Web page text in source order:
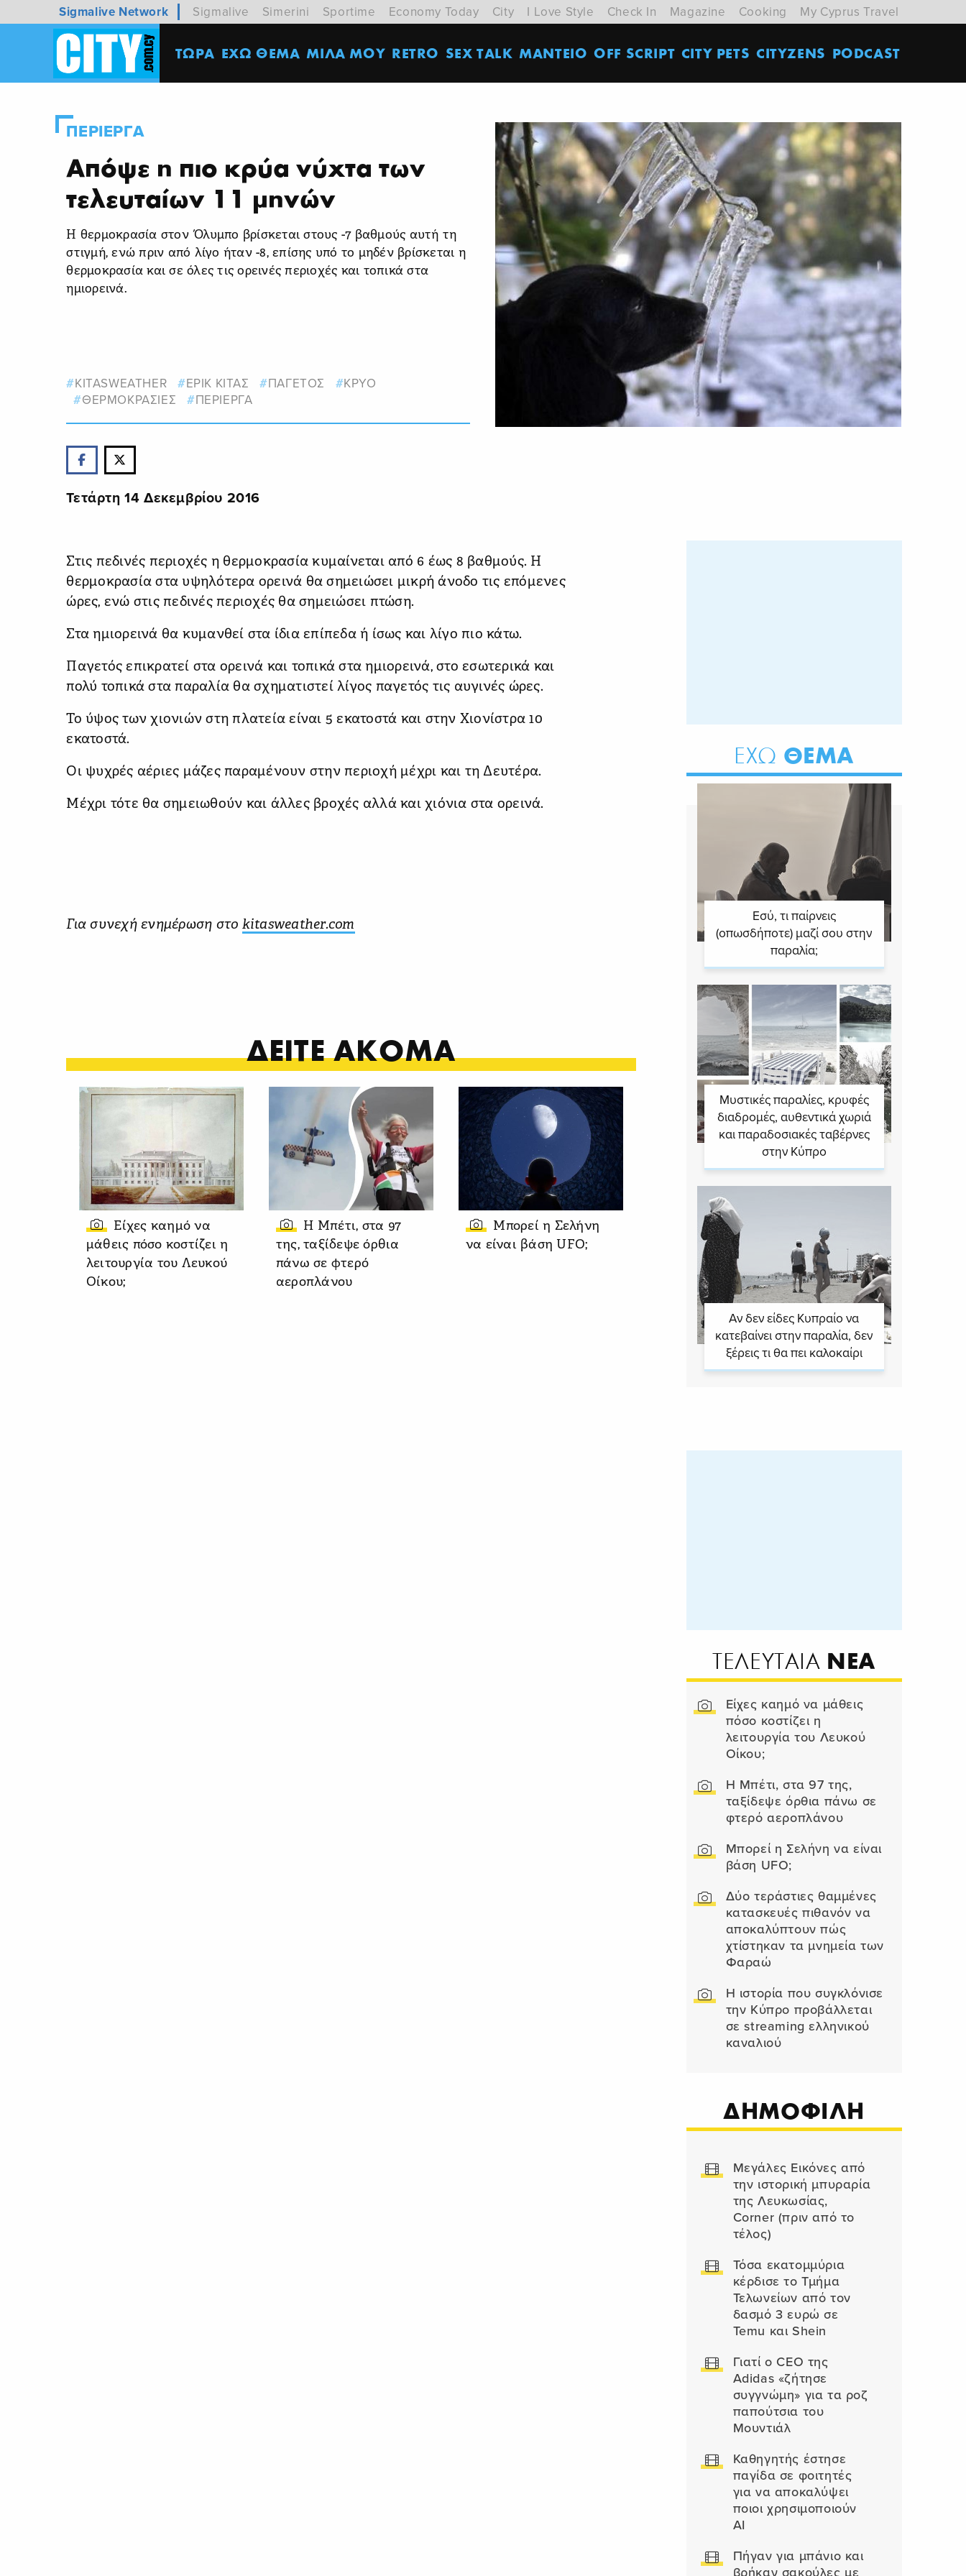
Sigmalive Network Sigmalive Simerini Sportime Economy Today City I Love Style Check In Magazine Cooking My Cyprus Travel
ΤΩΡΑ ΕΧΩ ΘΕΜΑ MΙΛΑ ΜΟΥ RETRO SEX TALK ΜΑΝΤΕΙΟ OFF SCRIPT CITY PETS CITYZENS PODCAST
ΠΕΡΙΕΡΓΑ
Απόψε η πιο κρύα νύχτα των
τελευταίων 11 μηνών
Η θερμοκρασία στον Όλυμπο βρίσκεται στους -7 βαθμούς αυτή τη
στιγμή, ενώ πριν από λίγο ήταν -8, επίσης υπό το μηδέν βρίσκεται η
θερμοκρασία και σε όλες τις ορεινές περιοχές και τοπικά στα
ημιορεινά.
KITASWEATHER ΕΡΙΚ ΚΙΤΑΣ ΠΑΓΕΤΟΣ
ΚΡΥΟ
ΘΕΡΜΟΚΡΑΣΙΕΣ
ΠΕΡΙΕΡΓΑ
Τετάρτη 14 Δεκεμβρίου 2016
Στις πεδινές περιοχές η θερμοκρασία κυμαίνεται από 6 έως 8 βαθμούς. Η
θερμοκρασία στα υψηλότερα ορεινά θα σημειώσει μικρή άνοδο τις επόμενες
ώρες, ενώ στις πεδινές περιοχές θα σημειώσει πτώση.
Στα ημιορεινά θα κυμανθεί στα ίδια επίπεδα ή ίσως και λίγο πιο κάτω.
Παγετός επικρατεί στα ορεινά και τοπικά στα ημιορεινά, στο εσωτερικά και
πολύ τοπικά στα παραλία θα σχηματιστεί λίγος παγετός τις αυγινές ώρες.
Το ύψος των χιονιών στη πλατεία είναι 5 εκατοστά και στην Χιονίστρα 10
εκατοστά.
Οι ψυχρές αέριες μάζες παραμένουν στην περιοχή μέχρι και τη Δευτέρα.
Μέχρι τότε θα σημειωθούν και άλλες βροχές αλλά και χιόνια στα ορεινά.
Για συνεχή ενημέρωση στο kitasweather.com
ΔΕΙΤΕ ΑΚΟΜΑ
Είχες καημό να
μάθεις πόσο κοστίζει η
λειτουργία του Λευκού
Οίκου;
Η Μπέτι, στα 97
της, ταξίδεψε όρθια
πάνω σε φτερό
αεροπλάνου
Μπορεί η Σελήνη
να είναι βάση UFO;
ΕΧΩ ΘΕΜΑ
Εσύ, τι παίρνεις
(οπωσδήποτε) μαζί σου στην
παραλία;
Μυστικές παραλίες, κρυφές
διαδρομές, αυθεντικά χωριά
και παραδοσιακές ταβέρνες
στην Κύπρο
Αν δεν είδες Κυπραίο να
κατεβαίνει στην παραλία, δεν
ξέρεις τι θα πει καλοκαίρι
ΤΕΛΕΥΤΑΙΑ ΝΕΑ
Είχες καημό να μάθεις
πόσο κοστίζει η
λειτουργία του Λευκού
Οίκου;
Η Μπέτι, στα 97 της,
ταξίδεψε όρθια πάνω σε
φτερό αεροπλάνου
Μπορεί η Σελήνη να είναι
βάση UFO;
Δύο τεράστιες θαμμένες
κατασκευές πιθανόν να
αποκαλύπτουν πώς
χτίστηκαν τα μνημεία των
Φαραώ
Η ιστορία που συγκλόνισε
την Κύπρο προβάλλεται
σε streaming ελληνικού
καναλιού
ΔΗΜΟΦΙΛΗ
Μεγάλες Εικόνες από
την ιστορική μπυραρία
της Λευκωσίας,
Corner (πριν από το
τέλος)
Τόσα εκατομμύρια
κέρδισε το Τμήμα
Τελωνείων από τον
δασμό 3 ευρώ σε
Temu και Shein
Γιατί ο CEO της
Adidas «ζήτησε
συγγνώμη» για τα ροζ
παπούτσια του
Μουντιάλ
Καθηγητής έστησε
παγίδα σε φοιτητές
για να αποκαλύψει
ποιοι χρησιμοποιούν
AI
Πήγαν για μπάνιο και
βρήκαν σακούλες με